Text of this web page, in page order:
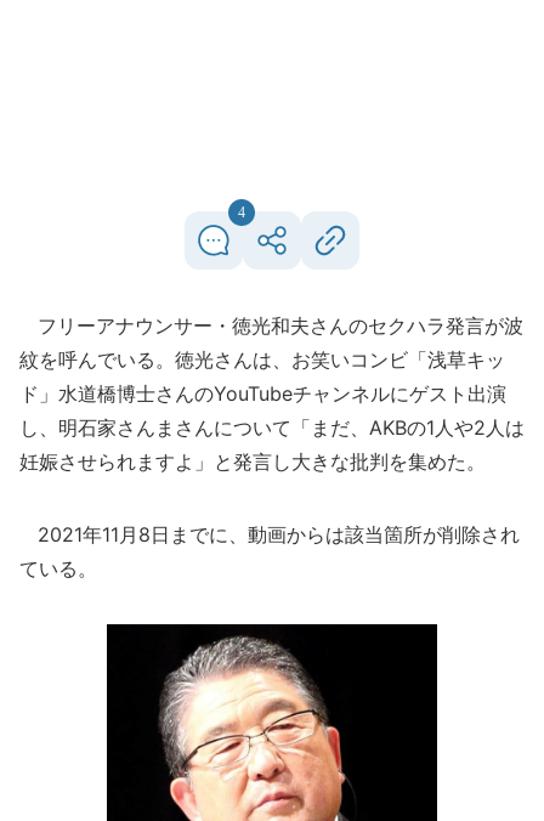
4
フリーアナウンサー・徳光和夫さんのセクハラ発言が波
紋を呼んでいる。徳光さんは、お笑いコンビ「浅草キッ
ド」水道橋博士さんのYouTubeチャンネルにゲスト出演
し、明石家さんまさんについて「まだ、AKBの1人や2人は
妊娠させられますよ」と発言し大きな批判を集めた。
2021年11月8日までに、動画からは該当箇所が削除され
ている。